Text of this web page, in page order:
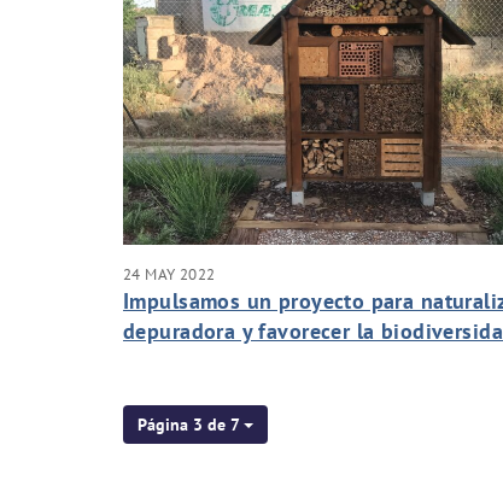
24 MAY 2022
Impulsamos un proyecto para
depuradora y favorecer la
Página 3 de 7